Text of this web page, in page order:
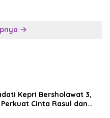
Kepri Bersholawat 3,
Cinta Rasul dan